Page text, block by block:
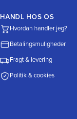
HANDL HOS OS
Hvordan handler jeg?
Betalingsmuligheder
Fragt & levering
Politik & cookies